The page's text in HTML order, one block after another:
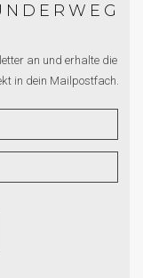
an und erhalte die
in dein Mailpostfach.